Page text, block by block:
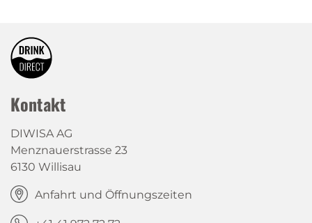
Kontakt
DIWISA AG
Menznauerstrasse 23
6130 Willisau
Anfahrt und Öffnungszeiten